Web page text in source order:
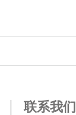
联系我们